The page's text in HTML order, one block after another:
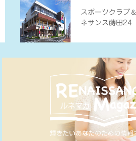
スポーツクラブ ＆
ネサンス蒔田24